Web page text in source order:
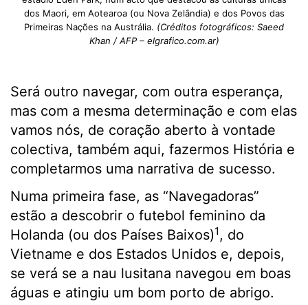
dos Maori, em Aotearoa (ou Nova Zelândia) e dos Povos das
Primeiras Nações na Austrália. (Créditos fotográficos: Saeed
Khan / AFP – elgrafico.com.ar)
Será outro navegar, com outra esperança,
mas com a mesma determinação e com elas
vamos nós, de coração aberto à vontade
colectiva, também aqui, fazermos História e
completarmos uma narrativa de sucesso.
Numa primeira fase, as “Navegadoras”
estão a descobrir o futebol feminino da
Holanda (ou dos Países Baixos)1 , do
Vietname e dos Estados Unidos e, depois,
se verá se a nau lusitana navegou em boas
águas e atingiu um bom porto de abrigo.